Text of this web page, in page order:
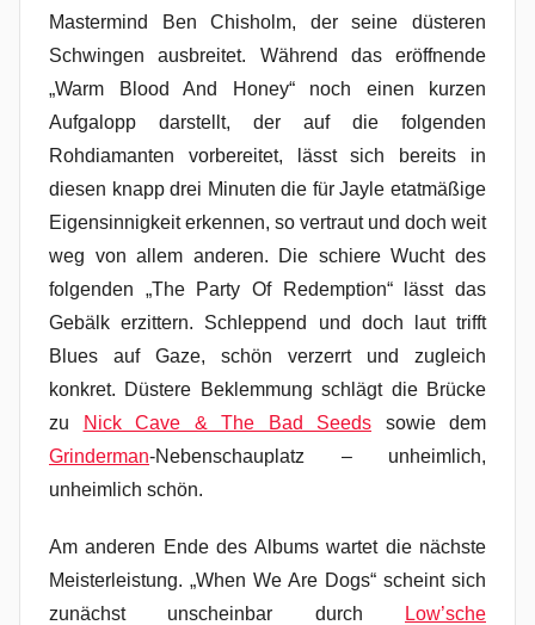
Mastermind Ben Chisholm, der seine düsteren
Schwingen ausbreitet. Während das eröffnende
„Warm Blood And Honey“ noch einen kurzen
Aufgalopp darstellt, der auf die folgenden
Rohdiamanten vorbereitet, lässt sich bereits in
diesen knapp drei Minuten die für Jayle etatmäßige
Eigensinnigkeit erkennen, so vertraut und doch weit
weg von allem anderen. Die schiere Wucht des
folgenden „The Party Of Redemption“ lässt das
Gebälk erzittern. Schleppend und doch laut trifft
Blues auf Gaze, schön verzerrt und zugleich
konkret. Düstere Beklemmung schlägt die Brücke
zu
Nick Cave & The Bad Seeds sowie dem
Grinderman-Nebenschauplatz – unheimlich,
unheimlich schön.
Am anderen Ende des Albums wartet die nächste
Meisterleistung. „When We Are Dogs“ scheint sich
zunächst unscheinbar durch
Low’sche